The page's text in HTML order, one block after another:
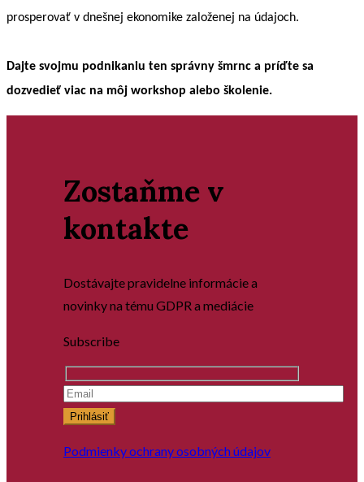
prosperovať v dnešnej ekonomike založenej na údajoch.
Dajte svojmu podnikaniu ten správny šmrnc a príďte sa
dozvedieť viac na môj workshop alebo školenie.
Zostaňme v
kontakte
Dostávajte pravidelne informácie a
novinky na tému GDPR a mediácie
Subscribe
Prihlásiť
Podmienky ochrany osobných údajov